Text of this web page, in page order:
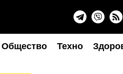
Общество Техно